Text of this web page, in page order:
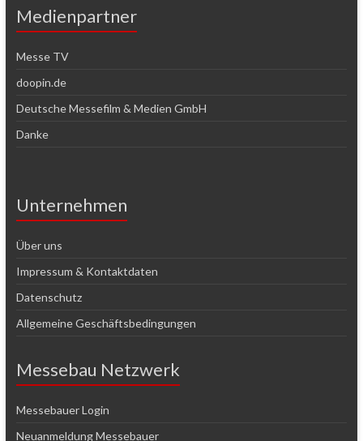
Medienpartner
Messe TV
doopin.de
Deutsche Messefilm & Medien GmbH
Danke
Unternehmen
Über uns
Impressum & Kontaktdaten
Datenschutz
Allgemeine Geschäftsbedingungen
Messebau Netzwerk
Messebauer Login
Neuanmeldung Messebauer